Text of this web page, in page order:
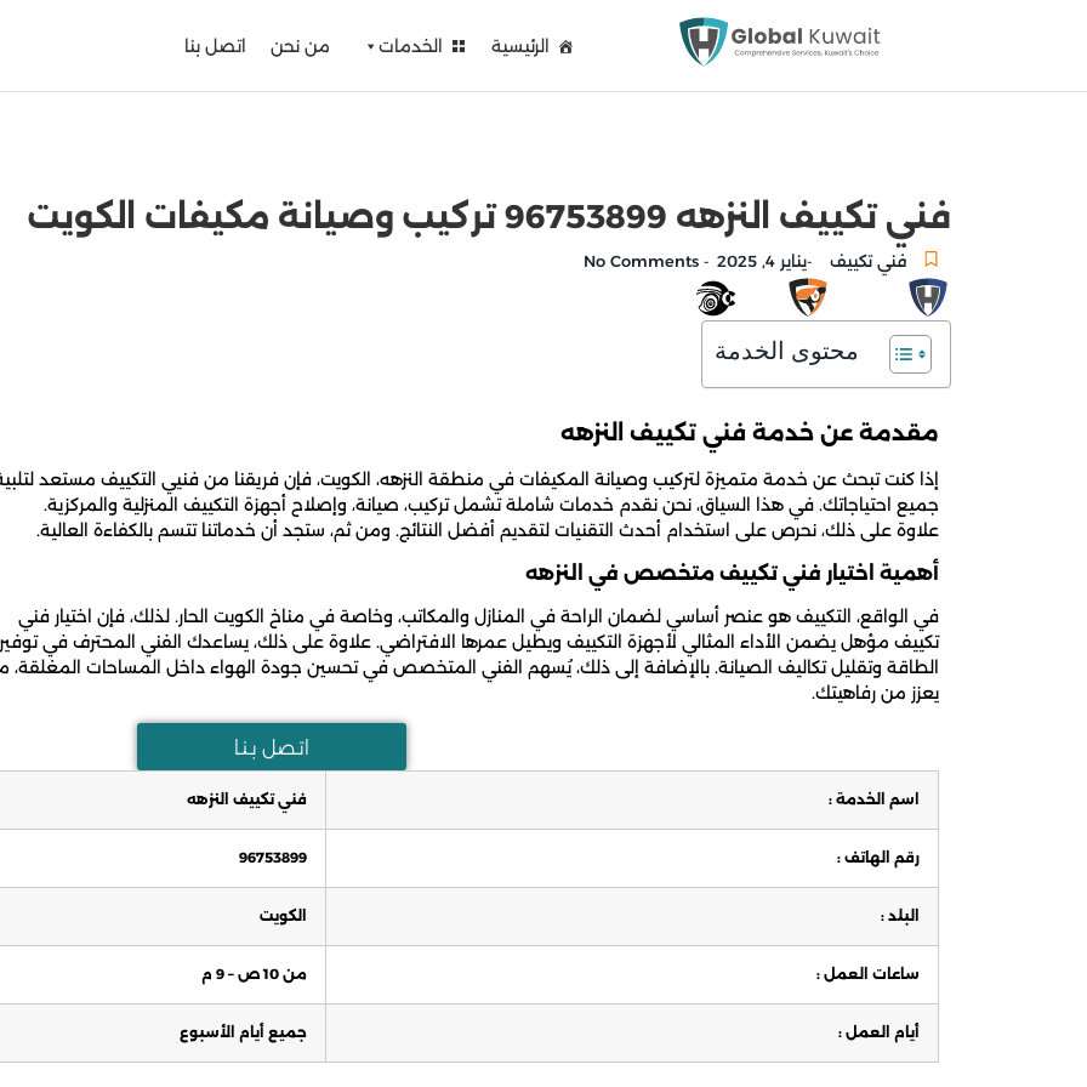
الرئيسية الخدمات من نحن اتصل بنا
فني تكييف النزهه 96753899 تركيب وصيانة مكيفات الكويت
فني تكييف -يناير 4, 2025 -
محتوى الخدمة
مقدمة عن خدمة فني تكييف النزهه
إذا كنت تبحث عن خدمة متميزة لتركيب وصيانة المكيفات في منطقة النزهه، الكويت، فإن فريقنا من فنيي التكييف مستعد
جميع احتياجاتك. في هذا السياق، نحن نقدم خدمات شاملة تشمل تركيب، صيانة، وإصلاح أجهزة التكييف المنزلية والمركزية.
علاوة على ذلك، نحرص على استخدام أحدث التقنيات لتقديم أفضل النتائج. ومن ثم، ستجد أن خدماتنا تتسم بالكفاءة العالية.
أهمية اختيار فني تكييف متخصص في النزهه
في الواقع، التكييف هو عنصر أساسي لضمان الراحة في المنازل والمكاتب، وخاصة في مناخ الكويت الحار. لذلك، فإن اختيار فني
تكييف مؤهل يضمن الأداء المثالي لأجهزة التكييف ويطيل عمرها الافتراضي. علاوة على ذلك، يساعدك الفني المحترف في توفير
الطاقة وتقليل تكاليف الصيانة. بالإضافة إلى ذلك، يُسهم الفني المتخصص في تحسين جودة الهواء داخل المساحات المغلقة،
يعزز من رفاهيتك.
اتـصل بـنـا
اسم الخدمة : فني تكييف النزهه
رقم الهاتف : 96753899
البلد : الكويت
ساعات العمل : من 10 ص – 9 م
أيام العمل : جميع أيام الأسبوع